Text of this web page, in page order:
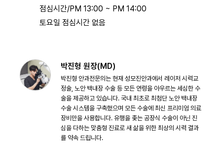
점심시간/PM 13:00 ~ PM 14:00
토요일 점심시간 없음
박진형 원장(MD)
박진형 안과전문의는 현재 성모진안과에서 레이저 시력교
정술, 노안 백내장 수술 등 모든 연령을 아우르는 세심한 수
술을 제공하고 있습니다. 국내 최초로 최첨단 노안 백내장
수술 시스템을 구축했으며 모든 수술에 최신 프리미엄 의료
장비만을 사용합니다. 유행을 좇는 공장식 수술이 아닌 진
심을 다하는 맞춤형 진료로 새 삶을 위한 최상의 시력 결과
를 약속 드립니다.